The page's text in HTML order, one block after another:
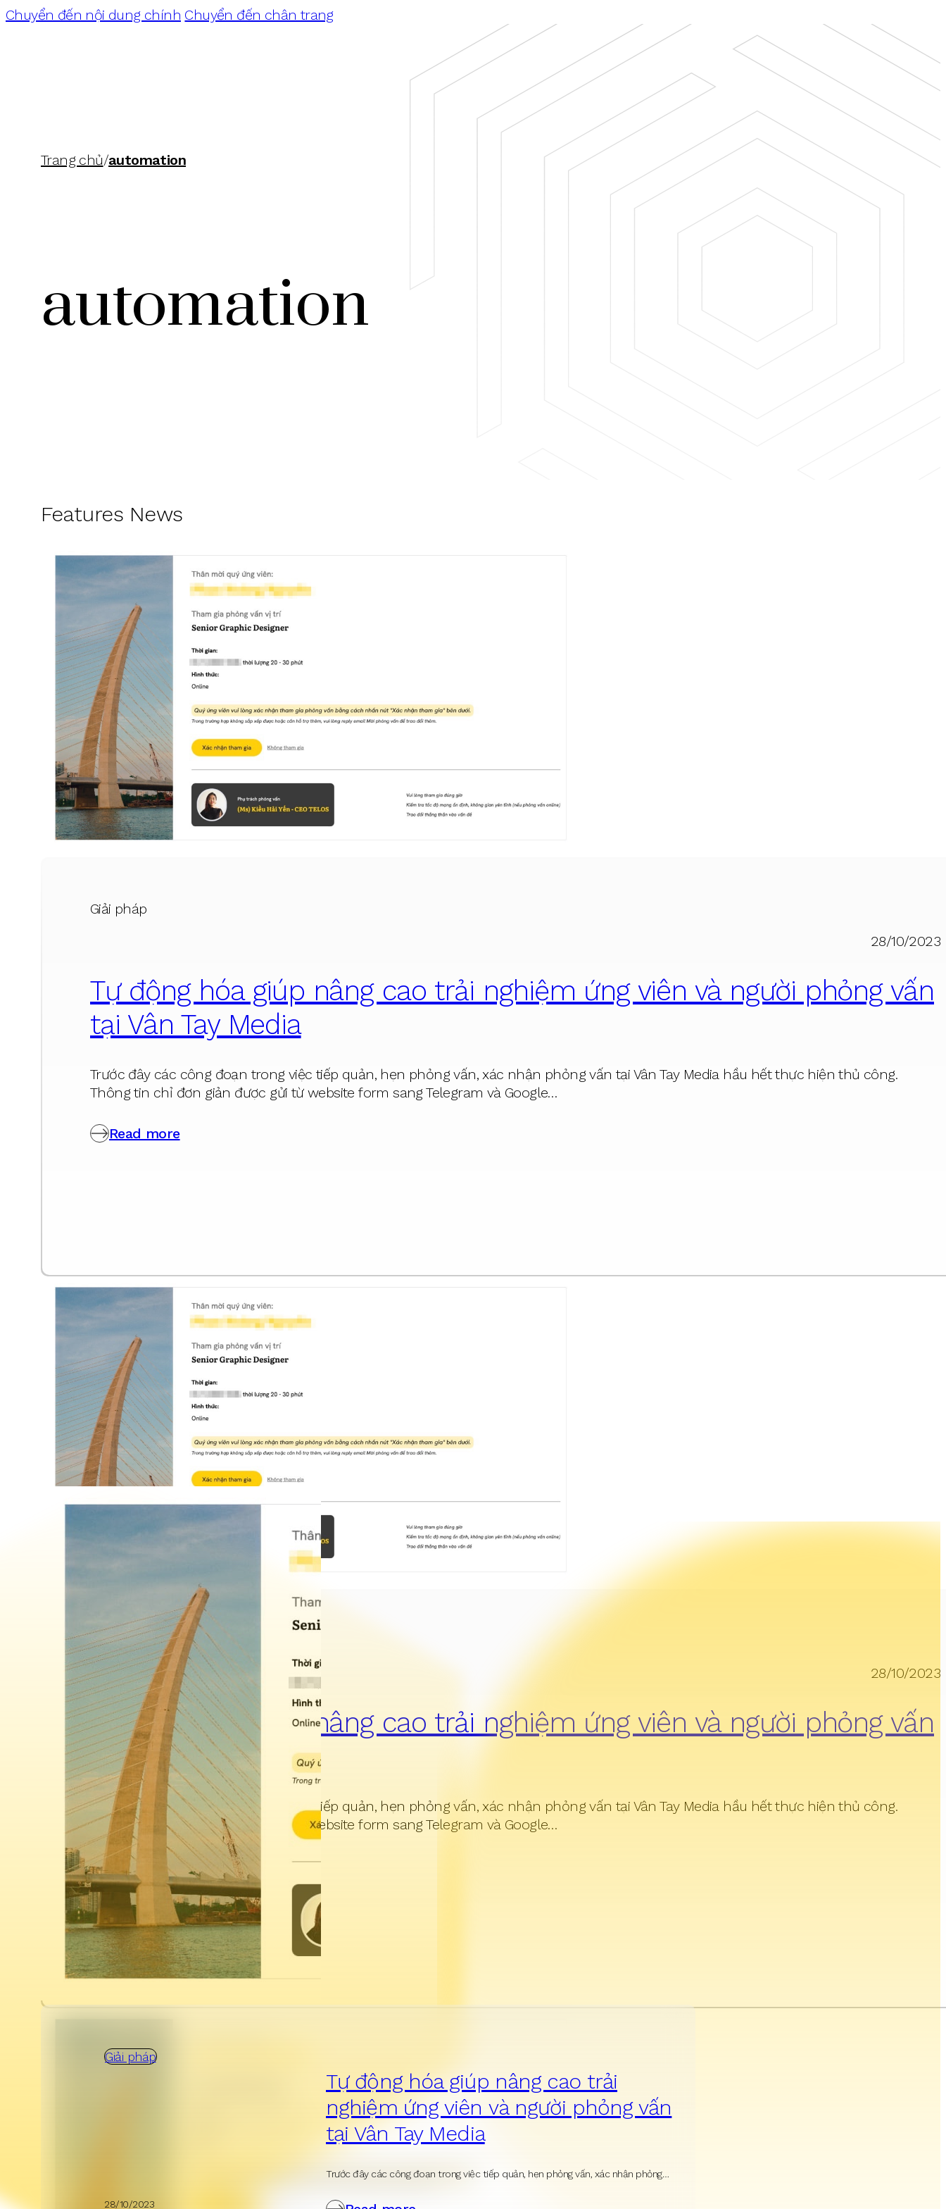
Chuyển đến nội dung chính Chuyển đến chân trang
Trang chủ/automation
automation
Features News
Giải pháp
28/10/2023
Tự động hóa giúp nâng cao trải nghiệm ứng viên và người phỏng vấn
tại Vân Tay Media
Trước đây các công đoạn trong việc tiếp quản, hẹn phỏng vấn, xác nhận phỏng vấn tại Vân Tay Media hầu hết thực hiện thủ công.
Thông tin chỉ đơn giản được gửi từ website form sang Telegram và Google…
Read more
Giải pháp
28/10/2023
Tự động hóa giúp nâng cao trải nghiệm ứng viên và người phỏng vấn
tại Vân Tay Media
Trước đây các công đoạn trong việc tiếp quản, hẹn phỏng vấn, xác nhận phỏng vấn tại Vân Tay Media hầu hết thực hiện thủ công.
Thông tin chỉ đơn giản được gửi từ website form sang Telegram và Google…
Read more
Sort:
Giải pháp
Tự động hóa giúp nâng cao trải
nghiệm ứng viên và người phỏng vấn
tại Vân Tay Media
Trước đây các công đoạn trong việc tiếp quản, hẹn phỏng vấn, xác nhận phỏng…
28/10/2023